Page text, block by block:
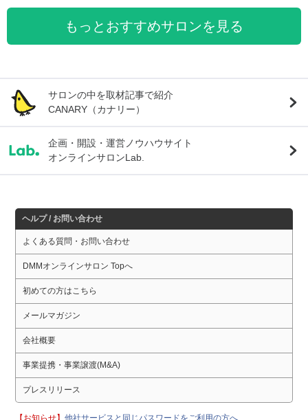
もっとおすすめサロンを見る
サロンの中を取材記事で紹介
CANARY（カナリー）
企画・開設・運営ノウハウサイト
オンラインサロンLab.
ヘルプ / お問い合わせ
よくある質問・お問い合わせ
DMMオンラインサロン Topへ
初めての方はこちら
メールマガジン
会社概要
事業提携・事業譲渡(M&A)
プレスリリース
【お知らせ】他社サービスと同じパスワードをご利用の方へ